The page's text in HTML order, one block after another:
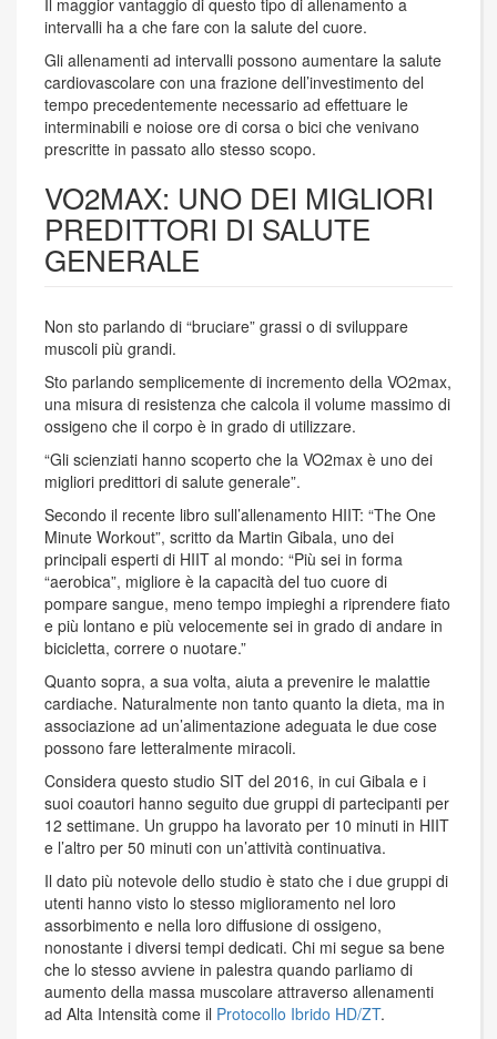
Il maggior vantaggio di questo tipo di allenamento a
intervalli ha a che fare con la salute del cuore.
Gli allenamenti ad intervalli possono aumentare la salute
cardiovascolare con una frazione dell’investimento del
tempo precedentemente necessario ad effettuare le
interminabili e noiose ore di corsa o bici che venivano
prescritte in passato allo stesso scopo.
VO2MAX: UNO DEI MIGLIORI
PREDITTORI DI SALUTE
GENERALE
Non sto parlando di “bruciare” grassi o di sviluppare
muscoli più grandi.
Sto parlando semplicemente di incremento della VO2max,
una misura di resistenza che calcola il volume massimo di
ossigeno che il corpo è in grado di utilizzare.
“Gli scienziati hanno scoperto che la VO2max è uno dei
migliori predittori di salute generale”.
Secondo il recente libro sull’allenamento HIIT: “The One
Minute Workout”, scritto da Martin Gibala, uno dei
principali esperti di HIIT al mondo: “Più sei in forma
“aerobica”, migliore è la capacità del tuo cuore di
pompare sangue, meno tempo impieghi a riprendere fiato
e più lontano e più velocemente sei in grado di andare in
bicicletta, correre o nuotare.”
Quanto sopra, a sua volta, aiuta a prevenire le malattie
cardiache. Naturalmente non tanto quanto la dieta, ma in
associazione ad un’alimentazione adeguata le due cose
possono fare letteralmente miracoli.
Considera questo studio SIT del 2016, in cui Gibala e i
suoi coautori hanno seguito due gruppi di partecipanti per
12 settimane. Un gruppo ha lavorato per 10 minuti in HIIT
e l’altro per 50 minuti con un’attività continuativa.
Il dato più notevole dello studio è stato che i due gruppi di
utenti hanno visto lo stesso miglioramento nel loro
assorbimento e nella loro diffusione di ossigeno,
nonostante i diversi tempi dedicati. Chi mi segue sa bene
che lo stesso avviene in palestra quando parliamo di
aumento della massa muscolare attraverso allenamenti
ad Alta Intensità come il Protocollo Ibrido HD/ZT.